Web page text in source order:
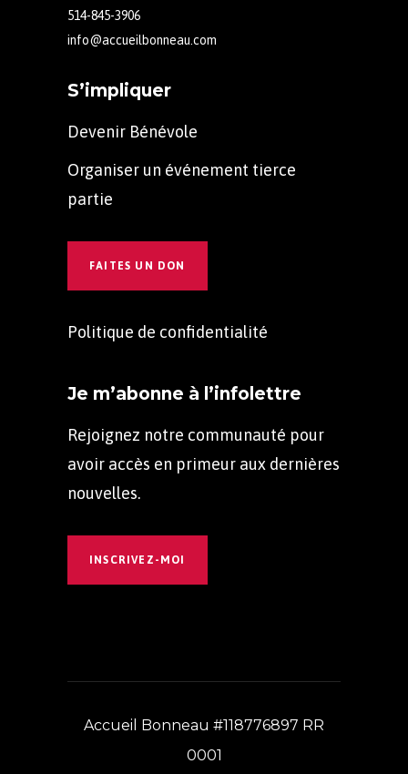
514-845-3906
info@accueilbonneau.com
S’impliquer
Devenir Bénévole
Organiser un événement tierce
partie
FAITES UN DON
Politique de confidentialité
Je m’abonne à l’infolettre
Rejoignez notre communauté pour
avoir accès en primeur aux dernières
nouvelles.
INSCRIVEZ-MOI
Accueil Bonneau #118776897 RR
0001